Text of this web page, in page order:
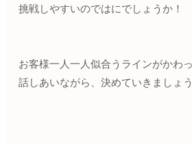
挑戦しやすいのではにでしょうか！
お客様一人一人似合うラインがかわ
話しあいながら、決めていきましょう